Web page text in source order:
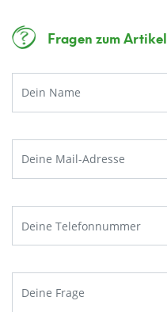
Fragen zum Artikel